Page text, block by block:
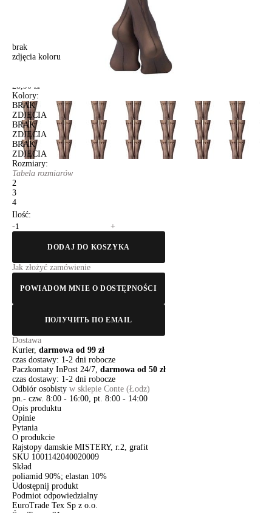
brak
zdjęcia koloru
Rajstopy damskie FANTASY MISTERY, r. 2, grafit
Rajstopy damskie FANTASY MISTERY, r. 2, grafit
28,90 zł
Kolory:
BRAK
ZDJĘCIA
BRAK
ZDJĘCIA
BRAK
ZDJĘCIA
Rozmiary:
Tabela rozmiarów
2
3
4
Ilość:
-
+
DODAJ DO KOSZYKA
Jak złożyć zamówienie
POWIADOM MNIE O DOSTĘPNOŚCI
ПОЛУЧИТЬ ПО EMAIL
Dostawa
Kurier, darmowa od 99 zł
czas dostawy: 1-2 dni robocze
Paczkomaty InPost 24/7, darmowa od 50 zł
czas dostawy: 1-2 dni robocze
Odbiór osobisty w sklepie Conte (Łodz)
pn.- czw. 8:00 - 16:00, pt. 8:00 - 14:00
Opis produktu
Opinie
Pytania
O produkcie
Rajstopy damskie MISTERY, r.2, grafit
SKU 1001142040020009
Skład
poliamid 90%; elastan 10%
Udostępnij produkt
Podmiot odpowiedzialny
EuroTrade Tex Sp z o.o.